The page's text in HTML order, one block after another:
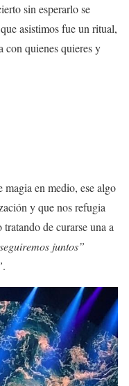
sin esperarlo se
asistimos fue un ritual,
con quienes quieres y
magia en medio, ese algo
y que nos refugia
de curarse una a
juntos”
.